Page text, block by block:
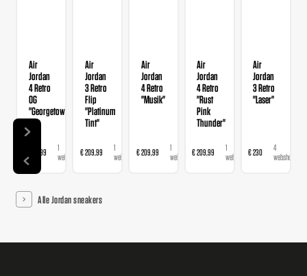
Air
Jordan
4 Retro
OG
"Georgetown"
€ 209,99
1
webshop
Air
Jordan
3 Retro
Flip
"Platinum
Tint"
€ 209,99
1
webshop
Air
Jordan
4 Retro
"Musik"
€ 209,99
1
webshop
Air
Jordan
4 Retro
"Rust
Pink
Thunder"
€ 209,99
1
webshop
Air
Jordan
3 Retro
"Laser"
€ 230
4
webshops
Alle Jordan sneakers